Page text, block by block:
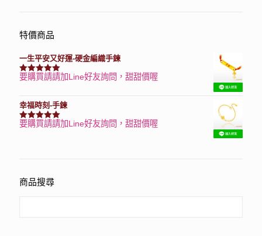
特價商品
一生平安又好運-硬金編織手鍊
評分7740滿分 5
要購買請請加Line好友詢問，甜甜價喔
幸福時刻-手鍊
評分3150滿分 5
要購買請請加Line好友詢問，甜甜價喔
商品搜尋